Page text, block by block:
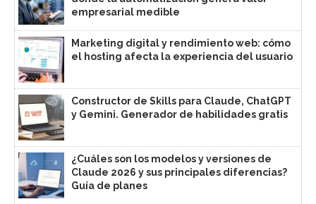
empresarial medible
Marketing digital y rendimiento web: cómo
el hosting afecta la experiencia del usuario
Constructor de Skills para Claude, ChatGPT
y Gemini. Generador de habilidades gratis
¿Cuáles son los modelos y versiones de
Claude 2026 y sus principales diferencias?
Guía de planes